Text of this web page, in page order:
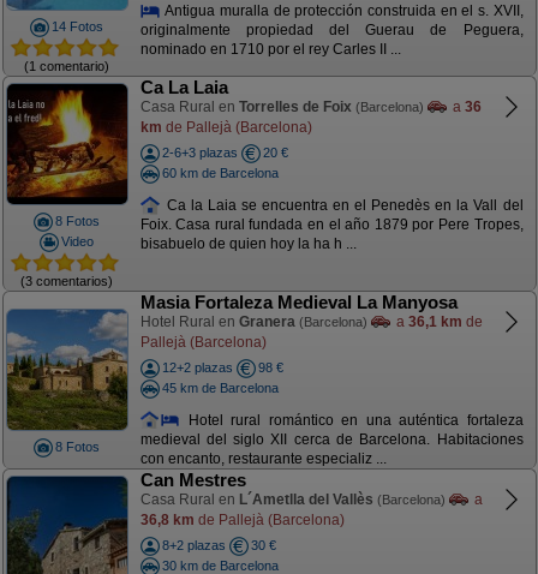
14 Fotos
(1 comentario)
Antigua muralla de protección construida en el s. XVII,
originalmente propiedad del Guerau de Peguera,
nominado en 1710 por el rey Carles II ...
8 Fotos
Video
(3 comentarios)
Ca La Laia
Casa Rural en Torrelles de Foix (Barcelona) a 36
km de Pallejà (Barcelona)
2-6+3 plazas
20 €
60 km de Barcelona
Ca la Laia se encuentra en el Penedès en la Vall del
Foix. Casa rural fundada en el año 1879 por Pere Tropes,
bisabuelo de quien hoy la ha h ...
8 Fotos
Masia Fortaleza Medieval La Manyosa
Hotel Rural en Granera (Barcelona) a 36,1 km de
Pallejà (Barcelona)
12+2 plazas
98 €
45 km de Barcelona
Hotel rural romántico en una auténtica fortaleza
medieval del siglo XII cerca de Barcelona. Habitaciones
con encanto, restaurante especializ ...
Can Mestres
Casa Rural en L´Ametlla del Vallès (Barcelona)
a
36,8 km de Pallejà (Barcelona)
8+2 plazas
30 €
30 km de Barcelona